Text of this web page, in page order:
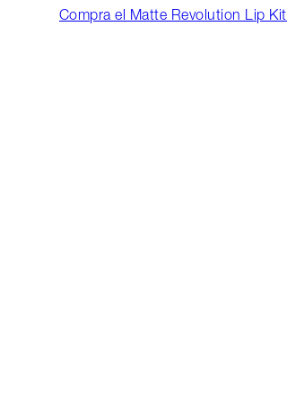
Compra el Matte Revolution Lip Kit